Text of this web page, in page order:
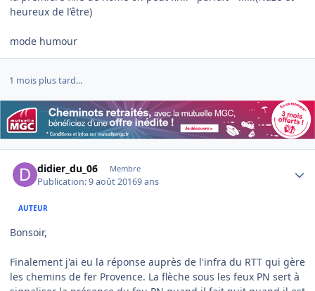
heureux de l’être)
mode humour
1 mois plus tard...
didier_du_06 Membre
Publication:9 août 20169 ans
AUTEUR
Bonsoir,
Finalement j'ai eu la réponse auprès de l'infra du RTT qui gère
les chemins de fer Provence. La flèche sous les feux PN sert à